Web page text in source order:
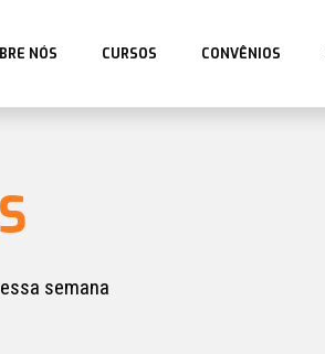
NÓS CURSOS CONVÊNIOS
semana